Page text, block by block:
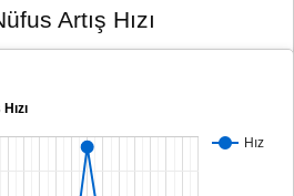
Artış Hızı
Hız